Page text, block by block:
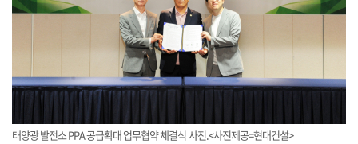
태양광 발전소 PPA 공급확대 업무협약 체결식 사진.<사진제공=현대건설>